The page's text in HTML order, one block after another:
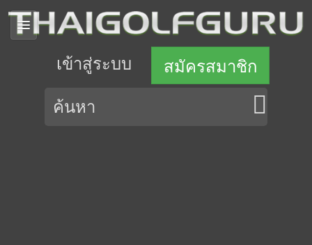
เข้าสู่ระบบ สมัครสมาชิก